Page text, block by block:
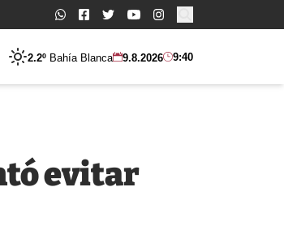
Buscar:
2.2º Bahía Blanca 9.8.2026 9:40
evitar